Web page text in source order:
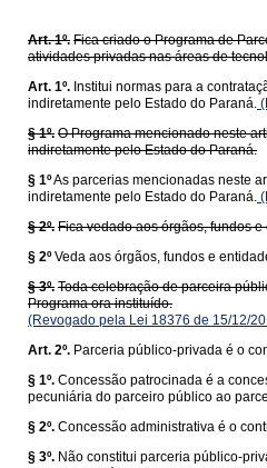
Art. 1º. Fica criado o Programa de
atividades privadas nas áreas de
Art. 1º. Institui normas para a
indiretamente pelo Estado do Paraná.
§ 1º. O Programa mencionado neste
indiretamente pelo Estado do Paraná.
§ 1ºAs parcerias mencionadas neste
indiretamente pelo Estado do Paraná.
§ 2º. Fica vedado aos órgãos, fundos
§ 2º Veda aos órgãos, fundos e
§ 3º. Toda celebração de parceira
Programa ora instituído.
(Revogado pela Lei 18376 de 15/12/
Art. 2º. Parceria público-privada é o
§ 1º. Concessão patrocinada é a
pecuniária do parceiro público ao
§ 2º. Concessão administrativa é o
§ 3º. Não constitui parceria público-